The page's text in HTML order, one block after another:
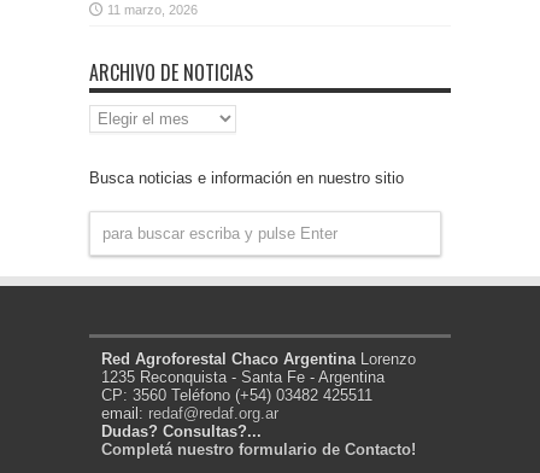
11 marzo, 2026
ARCHIVO DE NOTICIAS
Archivo
de
Busca noticias e información en nuestro sitio
Red Agroforestal Chaco Argentina Lorenzo
1235 Reconquista - Santa Fe - Argentina
CP: 3560 Teléfono (+54) 03482 425511
email: redaf@redaf.org.ar
Dudas? Consultas?...
Completá nuestro formulario de Contacto!